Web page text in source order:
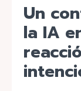
Un
la IA